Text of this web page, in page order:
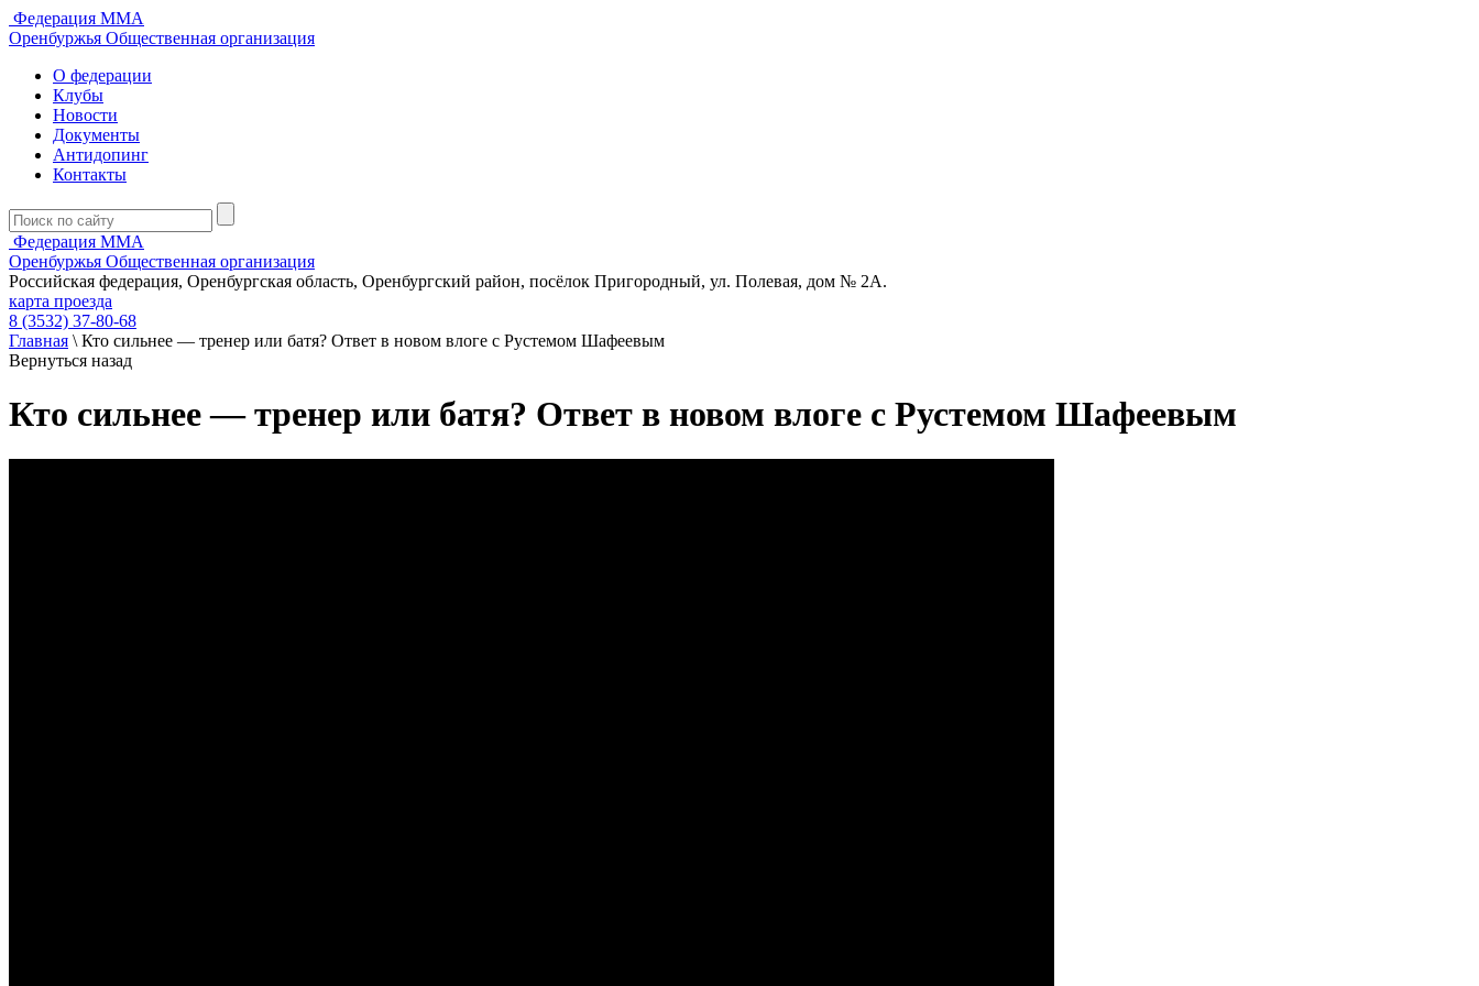
Федерация ММА
Оренбуржья Общественная организация
О федерации
Клубы
Новости
Документы
Антидопинг
Контакты
Федерация ММА
Оренбуржья Общественная организация
Российская федерация, Оренбургская область, Оренбургский район, посёлок Пригородный, ул. Полевая, дом № 2А.
карта проезда
8 (3532) 37-80-68
Главная \ Кто сильнее — тренер или батя? Ответ в новом влоге с Рустемом Шафеевым
Вернуться назад
Кто сильнее — тренер или батя? Ответ в новом влоге с Рустемом Шафеевым